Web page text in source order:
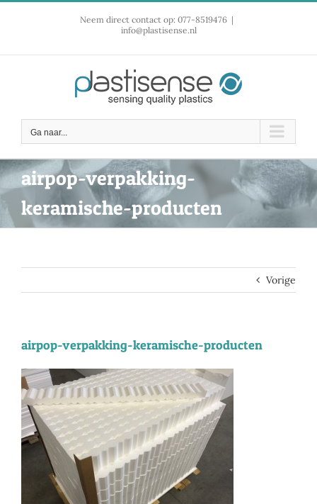
Neem direct contact op: 077-8519476 |
info@plastisense.nl
Ga naar...
airpop-verpakking-
keramische-producten
Vorige
airpop-verpakking-keramische-producten